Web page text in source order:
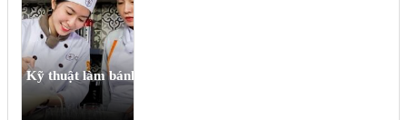
Kỹ thuật làm bánh